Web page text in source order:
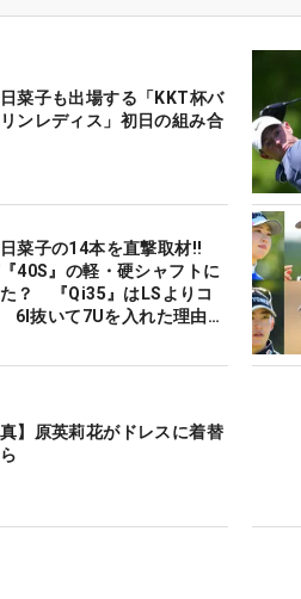
菜子も出場する「KKT杯バ
ンレディス」初日の組み合
菜子の14本を直撃取材‼
40S』の軽・硬シャフトに
？ 『Qi35』はLSよりコ
6I抜いて7Uを入れた理由
真】原英莉花がドレスに着替